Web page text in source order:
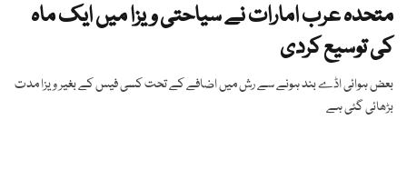
متحدہ عرب امارات نے سیاحتی ویزا میں ایک ماہ
کی توسیع کردی
بعض ہوائی اڈے بند ہونے سے رش میں اضافے کے تحت کسی فیس کے بغیر ویزا مدت
بڑھائی گئی ہے